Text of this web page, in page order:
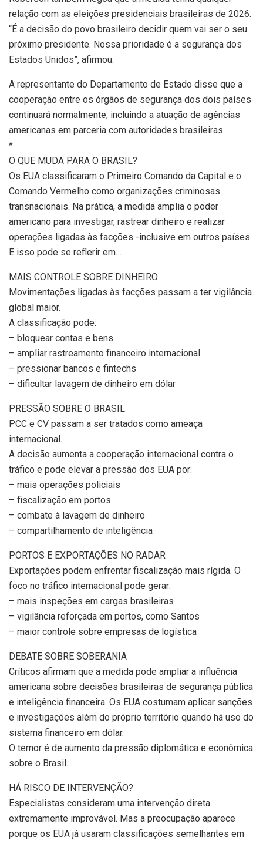
relação com as eleições presidenciais brasileiras de 2026.
“É a decisão do povo brasileiro decidir quem vai ser o seu
próximo presidente. Nossa prioridade é a segurança dos
Estados Unidos”, afirmou.
A representante do Departamento de Estado disse que a
cooperação entre os órgãos de segurança dos dois países
continuará normalmente, incluindo a atuação de agências
americanas em parceria com autoridades brasileiras.
*
O QUE MUDA PARA O BRASIL?
Os EUA classificaram o Primeiro Comando da Capital e o
Comando Vermelho como organizações criminosas
transnacionais. Na prática, a medida amplia o poder
americano para investigar, rastrear dinheiro e realizar
operações ligadas às facções -inclusive em outros países.
E isso pode se reflerir em…
MAIS CONTROLE SOBRE DINHEIRO
Movimentações ligadas às facções passam a ter vigilância
global maior.
A classificação pode:
– bloquear contas e bens
– ampliar rastreamento financeiro internacional
– pressionar bancos e fintechs
– dificultar lavagem de dinheiro em dólar
PRESSÃO SOBRE O BRASIL
PCC e CV passam a ser tratados como ameaça
internacional.
A decisão aumenta a cooperação internacional contra o
tráfico e pode elevar a pressão dos EUA por:
– mais operações policiais
– fiscalização em portos
– combate à lavagem de dinheiro
– compartilhamento de inteligência
PORTOS E EXPORTAÇÕES NO RADAR
Exportações podem enfrentar fiscalização mais rígida. O
foco no tráfico internacional pode gerar:
– mais inspeções em cargas brasileiras
– vigilância reforçada em portos, como Santos
– maior controle sobre empresas de logística
DEBATE SOBRE SOBERANIA
Críticos afirmam que a medida pode ampliar a influência
americana sobre decisões brasileiras de segurança pública
e inteligência financeira. Os EUA costumam aplicar sanções
e investigações além do próprio território quando há uso do
sistema financeiro em dólar.
O temor é de aumento da pressão diplomática e econômica
sobre o Brasil.
HÁ RISCO DE INTERVENÇÃO?
Especialistas consideram uma intervenção direta
extremamente improvável. Mas a preocupação aparece
porque os EUA já usaram classificações semelhantes em